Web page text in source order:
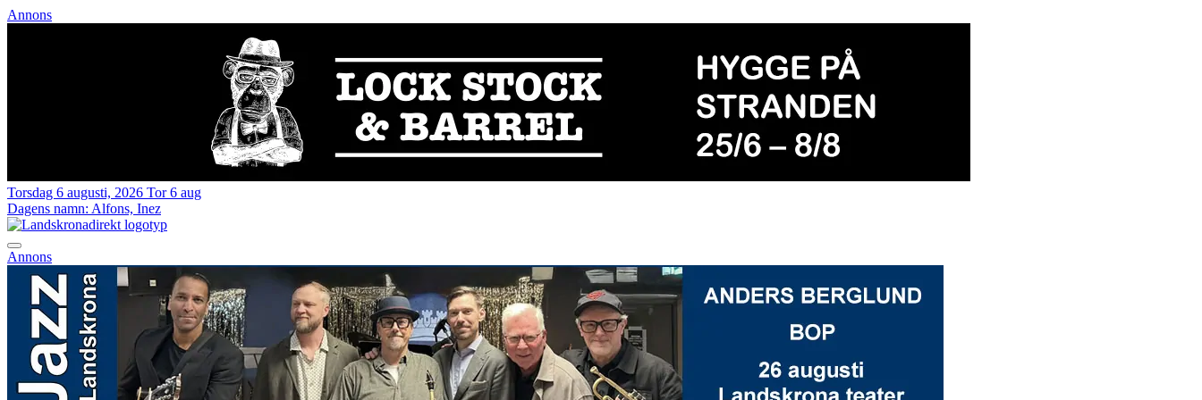
Annons
Torsdag 6 augusti, 2026 Tor 6 aug
Dagens namn: Alfons, Inez
Annons